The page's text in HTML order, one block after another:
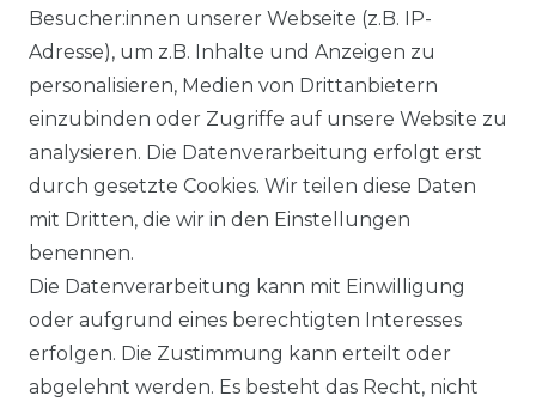
Besucher:innen unserer Webseite (z.B. IP-
Adresse), um z.B. Inhalte und Anzeigen zu
personalisieren, Medien von Drittanbietern
einzubinden oder Zugriffe auf unsere Website zu
analysieren. Die Datenverarbeitung erfolgt erst
durch gesetzte Cookies. Wir teilen diese Daten
mit Dritten, die wir in den Einstellungen
benennen.
Die Datenverarbeitung kann mit Einwilligung
oder aufgrund eines berechtigten Interesses
erfolgen. Die Zustimmung kann erteilt oder
abgelehnt werden. Es besteht das Recht, nicht
Impressum Daten­schutz­erklärung
AGB Barrierefreiheitserklärung
Widerrufs­recht